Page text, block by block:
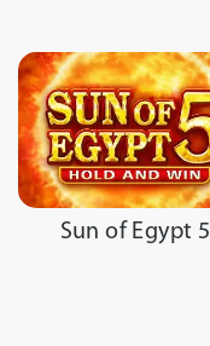
Sun of Egypt 5